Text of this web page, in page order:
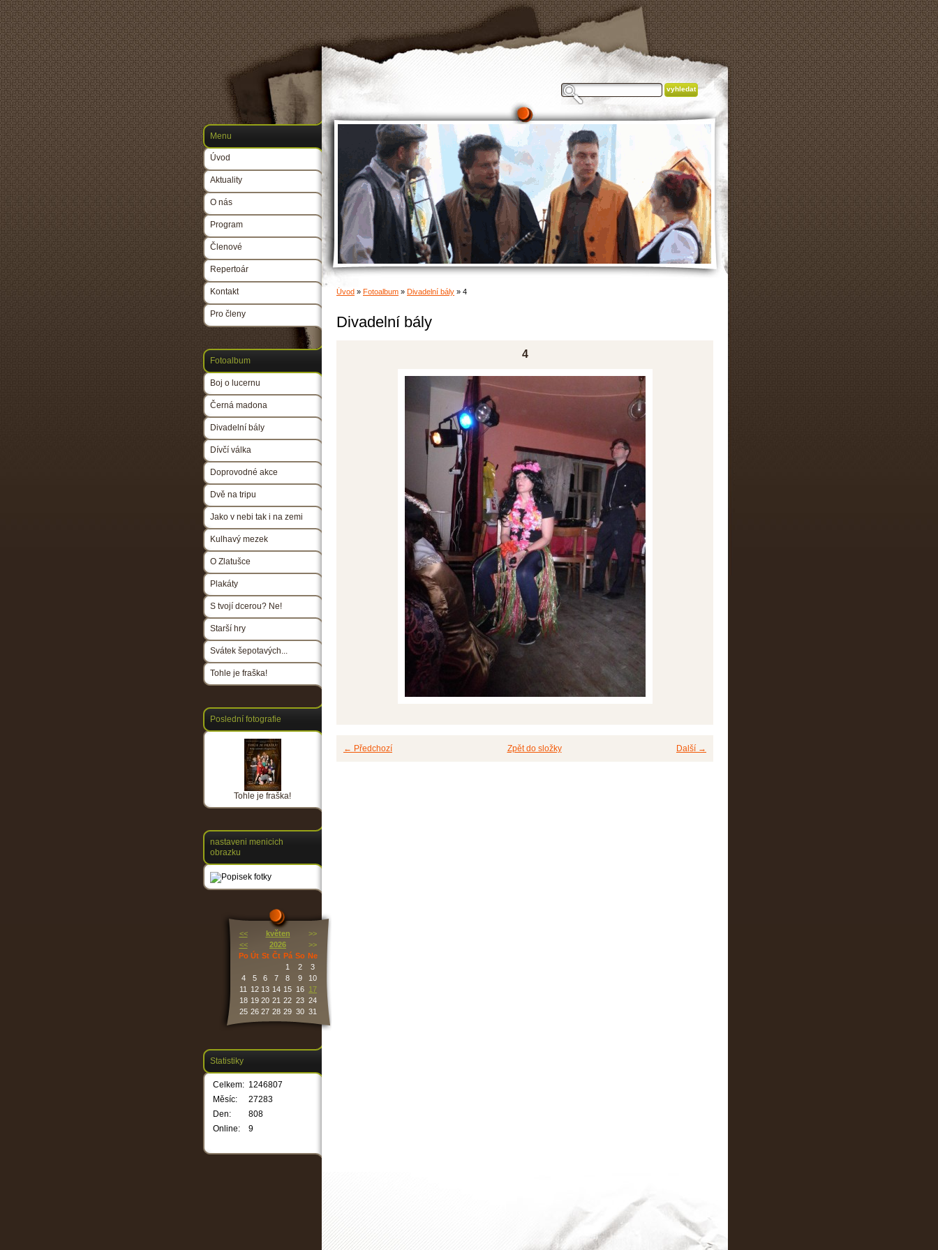
Úvod » Fotoalbum » Divadelní bály » 4
Divadelní bály
4
← Předchozí Další →
Zpět do složky
Menu
Úvod
Aktuality
O nás
Program
Členové
Repertoár
Kontakt
Pro členy
Fotoalbum
Boj o lucernu
Černá madona
Divadelní bály
Dívčí válka
Doprovodné akce
Dvě na tripu
Jako v nebi tak i na zemi
Kulhavý mezek
O Zlatušce
Plakáty
S tvojí dcerou? Ne!
Starší hry
Svátek šepotavých...
Tohle je fraška!
Poslední fotografie
Tohle je fraška!
nastaveni menicich
obrazku
<< květen
>>
<<
2026
>>
Po Út St Čt Pá So Ne
1
2
3
4
5 6 7 8 9
10
11
12 13 14 15 16
17
18 19 20 21 22 23 24
25 26 27 28 29 30 31
Statistiky
Online: 9
Celkem: 1246807
Měsíc:
27283
Den:
808